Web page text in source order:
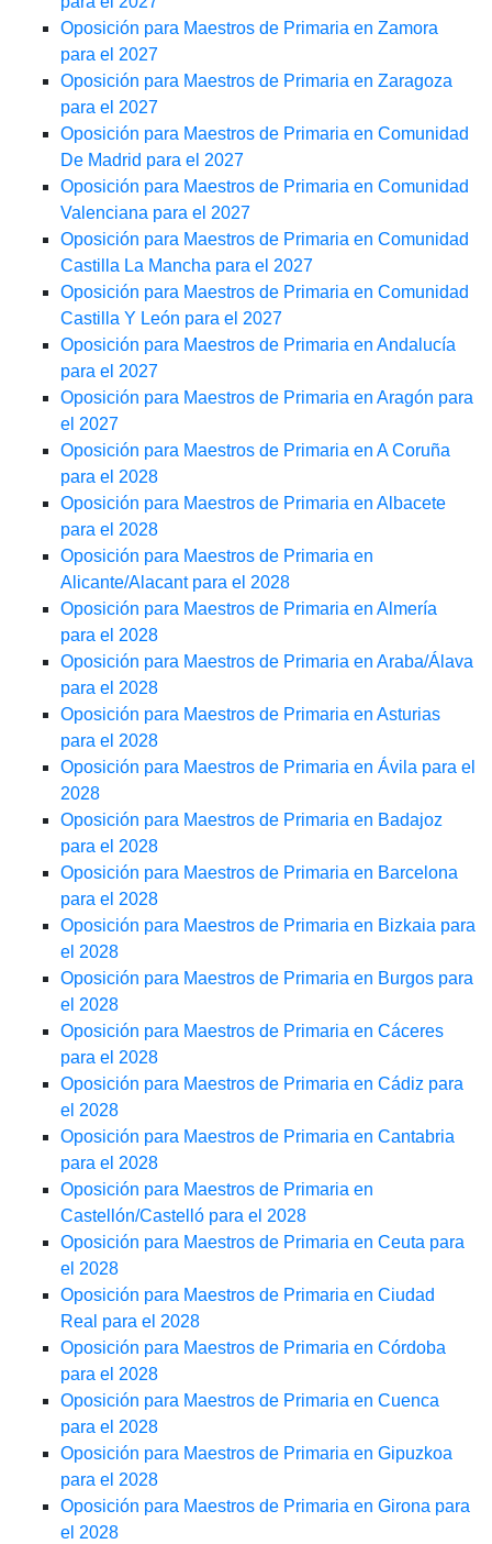
Oposición para Maestros de Primaria en Zamora
para el 2027
Oposición para Maestros de Primaria en Zaragoza
para el 2027
Oposición para Maestros de Primaria en Comunidad
De Madrid para el 2027
Oposición para Maestros de Primaria en Comunidad
Valenciana para el 2027
Oposición para Maestros de Primaria en Comunidad
Castilla La Mancha para el 2027
Oposición para Maestros de Primaria en Comunidad
Castilla Y León para el 2027
Oposición para Maestros de Primaria en Andalucía
para el 2027
Oposición para Maestros de Primaria en Aragón para
el 2027
Oposición para Maestros de Primaria en A Coruña
para el 2028
Oposición para Maestros de Primaria en Albacete
para el 2028
Oposición para Maestros de Primaria en
Alicante/Alacant para el 2028
Oposición para Maestros de Primaria en Almería
para el 2028
Oposición para Maestros de Primaria en Araba/Álava
para el 2028
Oposición para Maestros de Primaria en Asturias
para el 2028
Oposición para Maestros de Primaria en Ávila para el
2028
Oposición para Maestros de Primaria en Badajoz
para el 2028
Oposición para Maestros de Primaria en Barcelona
para el 2028
Oposición para Maestros de Primaria en Bizkaia para
el 2028
Oposición para Maestros de Primaria en Burgos para
el 2028
Oposición para Maestros de Primaria en Cáceres
para el 2028
Oposición para Maestros de Primaria en Cádiz para
el 2028
Oposición para Maestros de Primaria en Cantabria
para el 2028
Oposición para Maestros de Primaria en
Castellón/Castelló para el 2028
Oposición para Maestros de Primaria en Ceuta para
el 2028
Oposición para Maestros de Primaria en Ciudad
Real para el 2028
Oposición para Maestros de Primaria en Córdoba
para el 2028
Oposición para Maestros de Primaria en Cuenca
para el 2028
Oposición para Maestros de Primaria en Gipuzkoa
para el 2028
Oposición para Maestros de Primaria en Girona para
el 2028